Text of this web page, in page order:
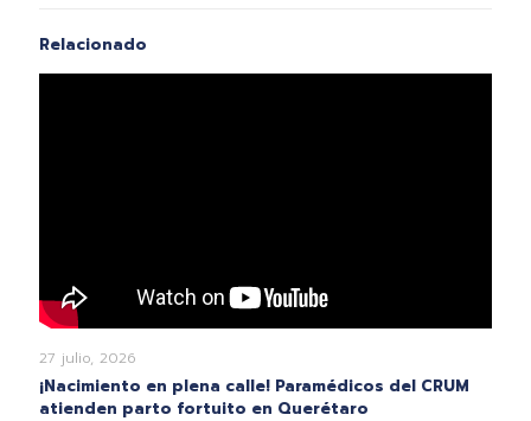
Relacionado
27 julio, 2026
¡Nacimiento en plena calle! Paramédicos del CRUM
atienden parto fortuito en Querétaro